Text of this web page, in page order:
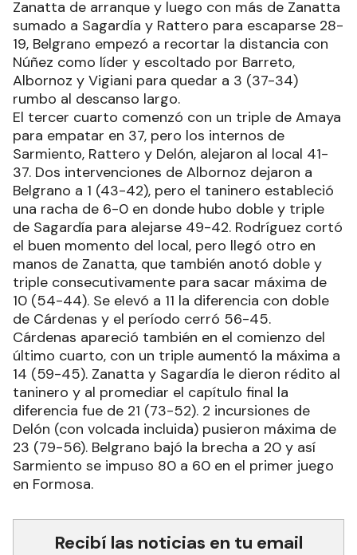
Zanatta de arranque y luego con más de Zanatta
sumado a Sagardía y Rattero para escaparse 28-
19, Belgrano empezó a recortar la distancia con
Núñez como líder y escoltado por Barreto,
Albornoz y Vigiani para quedar a 3 (37-34)
rumbo al descanso largo.
El tercer cuarto comenzó con un triple de Amaya
para empatar en 37, pero los internos de
Sarmiento, Rattero y Delón, alejaron al local 41-
37. Dos intervenciones de Albornoz dejaron a
Belgrano a 1 (43-42), pero el taninero estableció
una racha de 6-0 en donde hubo doble y triple
de Sagardía para alejarse 49-42. Rodríguez cortó
el buen momento del local, pero llegó otro en
manos de Zanatta, que también anotó doble y
triple consecutivamente para sacar máxima de
10 (54-44). Se elevó a 11 la diferencia con doble
de Cárdenas y el período cerró 56-45.
Cárdenas apareció también en el comienzo del
último cuarto, con un triple aumentó la máxima a
14 (59-45). Zanatta y Sagardía le dieron rédito al
taninero y al promediar el capítulo final la
diferencia fue de 21 (73-52). 2 incursiones de
Delón (con volcada incluida) pusieron máxima de
23 (79-56). Belgrano bajó la brecha a 20 y así
Sarmiento se impuso 80 a 60 en el primer juego
en Formosa.
Recibí las noticias en tu email